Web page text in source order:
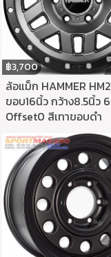
฿3,700
ล้อแม็ก HAMMER HM2
ขอบ16นิ้ว กว้าง8.5นิ้ว 6
Offset0 สีเทาขอบดำ